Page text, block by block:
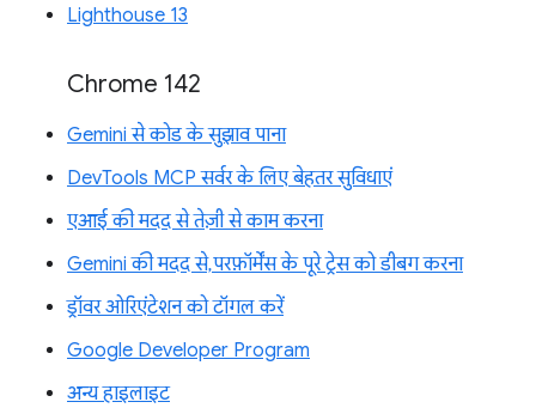
Lighthouse 13
Chrome 142
Gemini से कोड के सुझाव पाना
DevTools MCP सर्वर के लिए बेहतर सुविधाएं
एआई की मदद से तेज़ी से काम करना
Gemini की मदद से, परफ़ॉर्मेंस के पूरे ट्रेस को डीबग करना
ड्रॉवर ओरिएंटेशन को टॉगल करें
Google Developer Program
अन्य हाइलाइट